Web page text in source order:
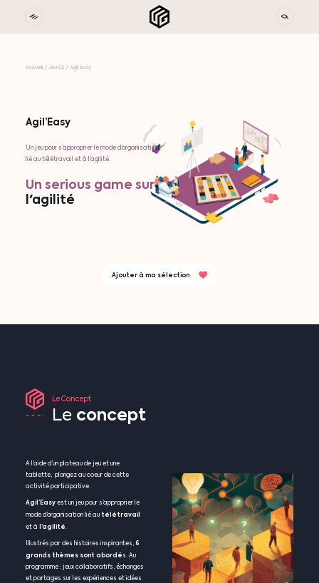
Accueil/ Jeu CS / Agil’Easy
Agil’Easy
Un jeu pour s’approprier le mode d’organisation
lié au télétravail et à l’agilité.
Un serious game sur
l'agilité
Ajouter à ma sélection
LeConcept
Le concept
A l’aide d’un plateau de jeu et une
tablette, plongez au coeur de cette
activité participative.
Agil’Easyest un jeu pour s’approprier le
mode d’organisation lié au télétravail
et à l’agilité.
Illustrés par des histoires inspirantes,6
grands thèmes sont abordés. Au
programme : jeux collaboratifs, échanges
et partages sur les expériences et idées